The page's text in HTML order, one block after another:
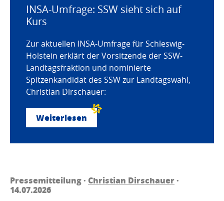
INSA-Umfrage: SSW sieht sich auf
Kurs
Zur aktuellen INSA-Umfrage für Schleswig-
Holstein erklärt der Vorsitzende der SSW-
Landtagsfraktion und nominierte
Spitzenkandidat des SSW zur Landtagswahl,
Christian Dirschauer:
Weiterlesen
Pressemitteilung · Christian Dirschauer·
14.07.2026